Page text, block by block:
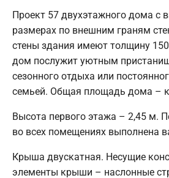
Проект 57 двухэтажного дома с
размерах по внешним граням
стены здания имеют толщину
дом послужит уютным
сезонного отдыха или
семьей. Общая площадь дома –
Высота первого этажа – 2,45 м.
во всех помещениях выполнена
Крыша двускатная. Несущие
элементы крыши – наслонные